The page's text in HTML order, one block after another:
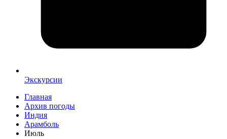
Экскурсии
Главная
Архив погоды
Индия
Арамболь
Июль